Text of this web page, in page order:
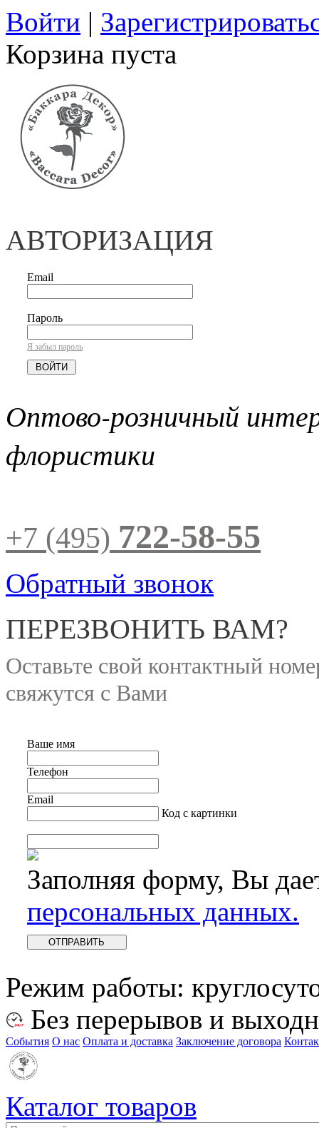
Войти |
Корзина пуста
АВТОРИЗАЦИЯ
Email
Пароль
Я забыл пароль
Оптово-розничный
флористики
+7 (495) 722-58-55
Обратный звонок
ПЕРЕЗВОНИТЬ ВАМ?
Оставьте свой контактный
свяжутся с Вами
Ваше имя
Телефон
Email
Код с картинки
Заполняя форму, Вы
персональных данных.
Режим работы:
Без перерывов и
События О нас Оплата и доставка Заключение договора
Каталог товаров